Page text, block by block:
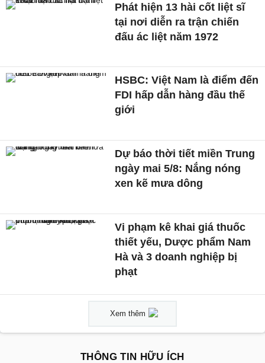
Phát hiện 13 hài cốt liệt sĩ
tại nơi diễn ra trận chiến
đấu ác liệt năm 1972
HSBC: Việt Nam là điểm đến
FDI hấp dẫn hàng đầu thế
giới
Dự báo thời tiết miền Trung
ngày mai 5/8: Nắng nóng
xen kẽ mưa dông
Vi phạm kê khai giá thuốc
thiết yếu, Dược phẩm Nam
Hà và 3 doanh nghiệp bị
phạt
Xem thêm
THÔNG TIN HỮU ÍCH